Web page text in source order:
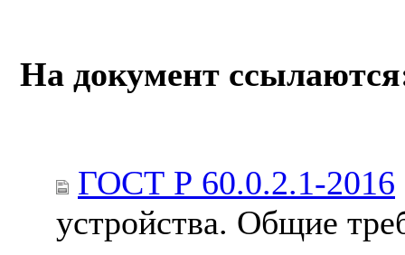
На документ
ГОСТ Р 60.0.2.1-2016
устройства. Общие